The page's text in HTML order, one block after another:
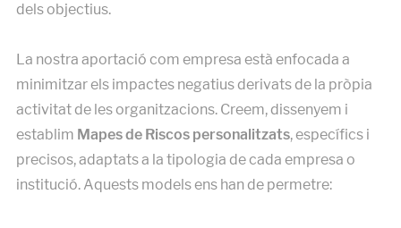
dels objectius.
La nostra aportació com empresa està enfocada a
minimitzar els impactes negatius derivats de la pròpia
activitat de les organitzacions. Creem, dissenyem i
establim Mapes de Riscos personalitzats, específics i
precisos, adaptats a la tipologia de cada empresa o
institució. Aquests models ens han de permetre: